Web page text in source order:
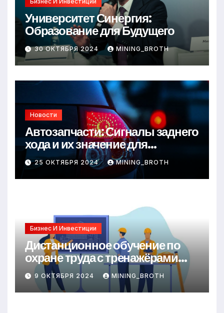
Университет Синергия:
Образование для Будущего
30 ОКТЯБРЯ 2024 MINING_BROTH
Новости
Автозапчасти: Сигналы заднего
хода и их значение для
безопасности на дороге
25 ОКТЯБРЯ 2024 MINING_BROTH
Бизнес И Инвестиции
Дистанционное обучение по
охране труда с тренажёрами
онлайн
9 ОКТЯБРЯ 2024 MINING_BROTH